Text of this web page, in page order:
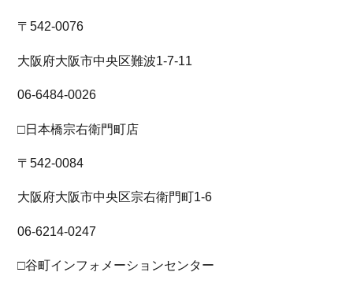
〒542-0076
大阪府大阪市中央区難波1-7-11
06-6484-0026
□日本橋宗右衛門町店
〒542-0084
大阪府大阪市中央区宗右衛門町1-6
06-6214-0247
□谷町インフォメーションセンター